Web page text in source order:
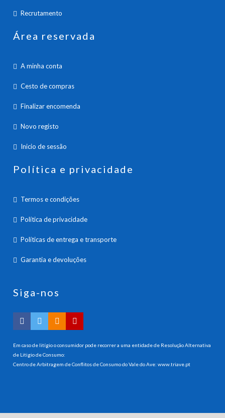
Recrutamento
Área reservada
A minha conta
Cesto de compras
Finalizar encomenda
Novo registo
Inicio de sessão
Política e privacidade
Termos e condições
Política de privacidade
Políticas de entrega e transporte
Garantia e devoluções
Siga-nos
Em caso de litígio o consumidor pode recorrer a uma entidade de Resolução Alternativa
de Litigio de Consumo:
Centro de Arbitragem de Conflitos de Consumo do Vale do Ave:www.triave.pt